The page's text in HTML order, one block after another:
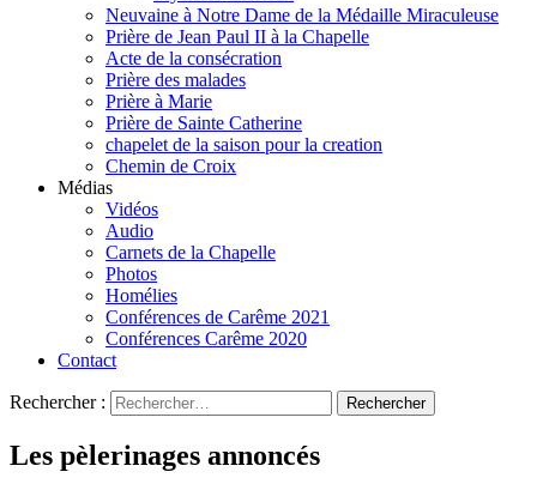
Neuvaine à Notre Dame de la Médaille Miraculeuse
Prière de Jean Paul II à la Chapelle
Acte de la consécration
Prière des malades
Prière à Marie
Prière de Sainte Catherine
chapelet de la saison pour la creation
Chemin de Croix
Médias
Vidéos
Audio
Carnets de la Chapelle
Photos
Homélies
Conférences de Carême 2021
Conférences Carême 2020
Contact
Rechercher :
Les pèlerinages annoncés